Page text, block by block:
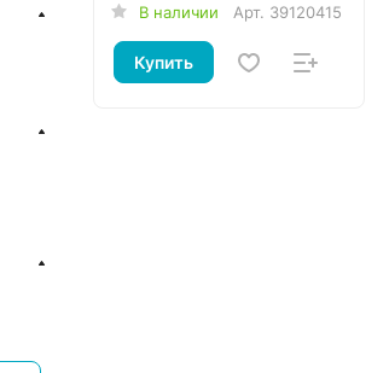
В наличии Арт. 39120415
Купить